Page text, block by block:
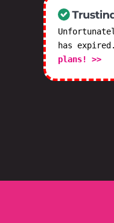
has
plans! >>